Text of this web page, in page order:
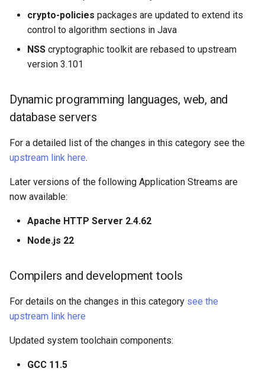
crypto-policies packages are updated to extend its
control to algorithm sections in Java
NSS cryptographic toolkit are rebased to upstream
version 3.101
Dynamic programming languages, web, and
database servers
For a detailed list of the changes in this category see the
upstream link here.
Later versions of the following Application Streams are
now available:
Apache HTTP Server 2.4.62
Node.js 22
Compilers and development tools
For details on the changes in this category see the
upstream link here
Updated system toolchain components:
GCC 11.5